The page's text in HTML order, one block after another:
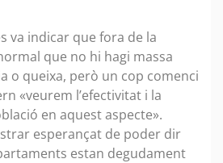
va indicar que fora de la
que no hi hagi massa
o queixa, però un cop comenci
«veurem l’efectivitat i la
en aquest aspecte».
esperançat de poder dir
estan degudament